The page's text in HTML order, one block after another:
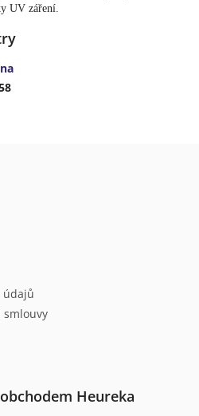
UV záření.
údajů
Heureka